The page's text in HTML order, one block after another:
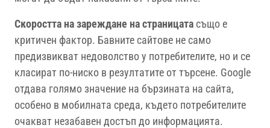
Скоростта на зареждане на страницатасъщо е
критичен фактор. Бавните сайтове не само
предизвикват недоволство у потребителите, но и се
класират по-ниско в резултатите от търсене. Google
отдава голямо значение на бързината на сайта,
особено в мобилната среда, където потребителите
очакват незабавен достъп до информацията.